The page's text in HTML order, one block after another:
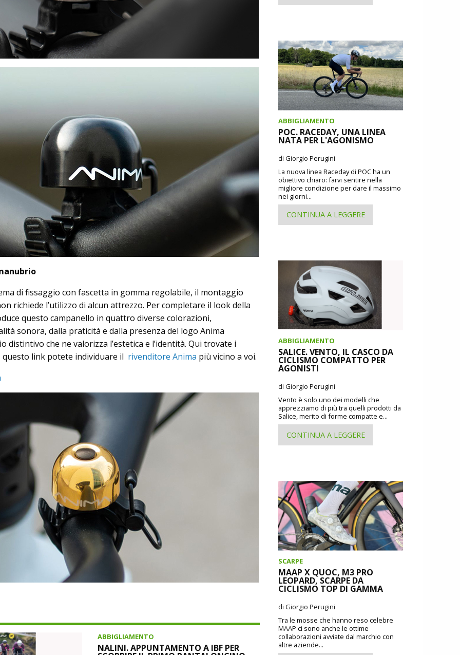
di fissaggio con fascetta in gomma regolabile, il montaggio
richiede l’utilizzo di alcun attrezzo. Per completare il look della
questo campanello in quattro diverse colorazioni,
sonora, dalla praticità e dalla presenza del logo Anima
distintivo che ne valorizza l’estetica e l’identità. Qui trovate i
questo link potete individuare il rivenditore Anima più vicino a voi.
ABBIGLIAMENTO
NALINI. APPUNTAMENTO A IBF PER
ABBIGLIAMENTO
POC. RACEDAY, UNA LINEA
NATA PER L'AGONISMO
di Giorgio Perugini
La nuova linea Raceday di POC ha un
obiettivo chiaro: farvi sentire nella
migliore condizione per dare il massimo
nei giorni...
CONTINUA A LEGGERE
ABBIGLIAMENTO
SALICE. VENTO, IL CASCO DA
CICLISMO COMPATTO PER
AGONISTI
di Giorgio Perugini
Vento è solo uno dei modelli che
apprezziamo di più tra quelli prodotti da
Salice, merito di forme compatte e...
CONTINUA A LEGGERE
SCARPE
MAAP X QUOC, M3 PRO
LEOPARD, SCARPE DA
CICLISMO TOP DI GAMMA
di Giorgio Perugini
Tra le mosse che hanno reso celebre
MAAP ci sono anche le ottime
collaborazioni avviate dal marchio con
altre aziende...